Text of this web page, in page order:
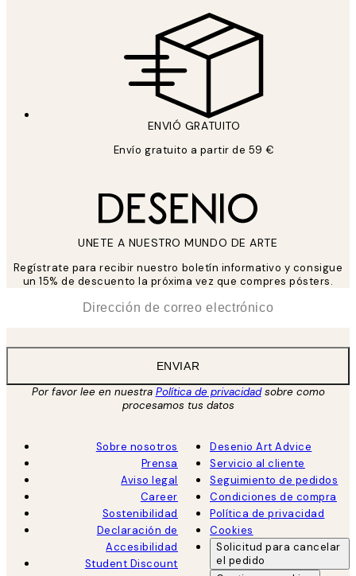
ENVIÓ GRATUITO
Envío gratuito a partir de 59 €
UNETE A NUESTRO MUNDO DE ARTE
Regístrate para recibir nuestro boletín informativo y consigue
un 15% de descuento la próxima vez que compres pósters.
ENVIAR
Por favor lee en nuestra Política de privacidadsobre como
procesamos tus datos
Sobre nosotros
Prensa
Aviso legal
Career
Sostenibilidad
Declaración de
Accesibilidad
Student Discount
Desenio Art Advice
Servicio al cliente
Seguimiento de pedidos
Condiciones de compra
Política de privacidad
Cookies
Solicitud para cancelar
el pedido